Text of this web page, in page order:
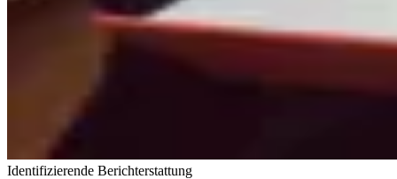
Identifizierende Berichterstattung